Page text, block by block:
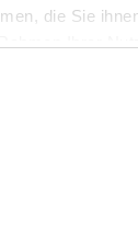
die Sie
Webseite
und -